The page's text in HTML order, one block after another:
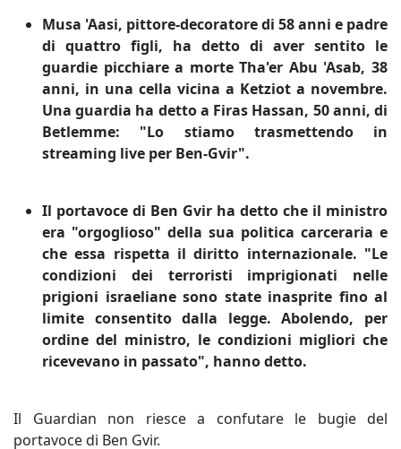
Musa 'Aasi, pittore-decoratore di 58 anni e padre
di quattro figli, ha detto di aver sentito le
guardie picchiare a morte Tha'er Abu 'Asab, 38
anni, in una cella vicina a Ketziot a novembre.
Una guardia ha detto a Firas Hassan, 50 anni, di
Betlemme: "Lo stiamo trasmettendo in
streaming live per Ben-Gvir".
Il portavoce di Ben Gvir ha detto che il ministro
era "orgoglioso" della sua politica carceraria e
che essa rispetta il diritto internazionale. "Le
condizioni dei terroristi imprigionati nelle
prigioni israeliane sono state inasprite fino al
limite consentito dalla legge. Abolendo, per
ordine del ministro, le condizioni migliori che
ricevevano in passato", hanno detto.
Il Guardian non riesce a confutare le bugie del
portavoce di Ben Gvir.